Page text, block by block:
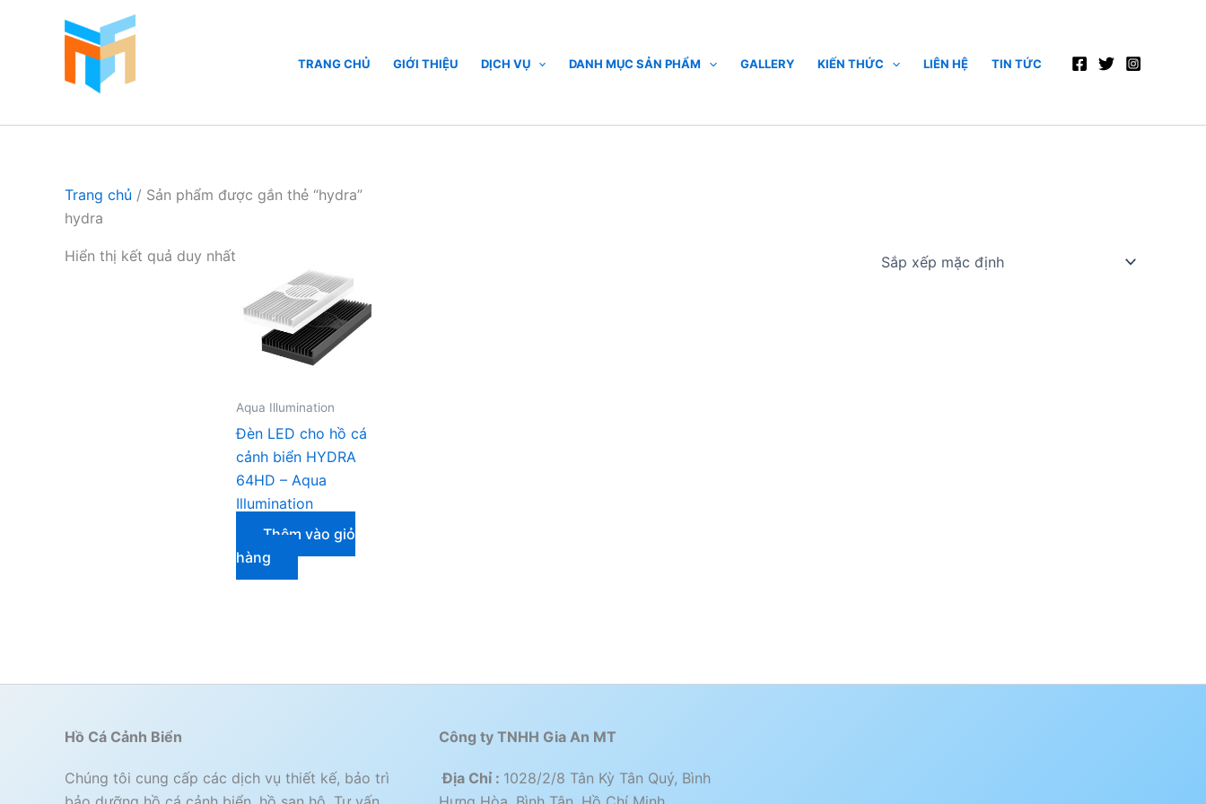
TRANG CHỦ GIỚI THIỆU DỊCH VỤ DANH MỤC SẢN PHẨM GALLERY KIẾN THỨC LIÊN HỆ TIN TỨC
Trang chủ / Sản phẩm được gắn thẻ “hydra”
hydra
Hiển thị kết quả duy nhất
Aqua Illumination
Đèn LED cho hồ cá
cảnh biển HYDRA
64HD – Aqua
Illumination
Thêm vào giỏ
hàng
Hồ Cá Cảnh Biển
Chúng tôi cung cấp các dịch vụ thiết kế, bảo trì
Công ty TNHH Gia An MT
Địa Chỉ : 1028/2/8 Tân Kỳ Tân Quý, Bình